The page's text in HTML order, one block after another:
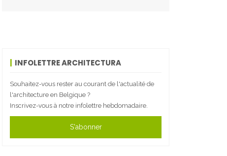
INFOLETTRE ARCHITECTURA
Souhaitez-vous rester au courant de l'actualité de
l'architecture en Belgique ?
Inscrivez-vous à notre infolettre hebdomadaire.
S'abonner